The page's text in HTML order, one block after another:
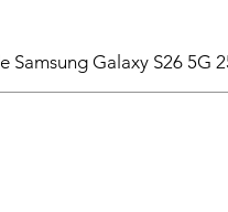
Samsung Galaxy S26 5G